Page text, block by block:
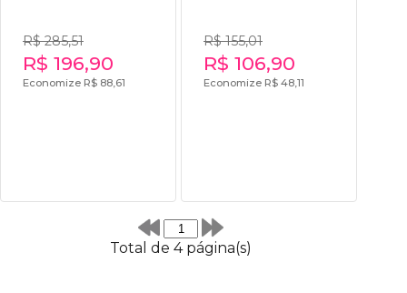
R$ 285,51
R$ 196,90
Economize R$ 88,61
R$ 155,01
R$ 106,90
Economize R$ 48,11
Total de 4 página(s)